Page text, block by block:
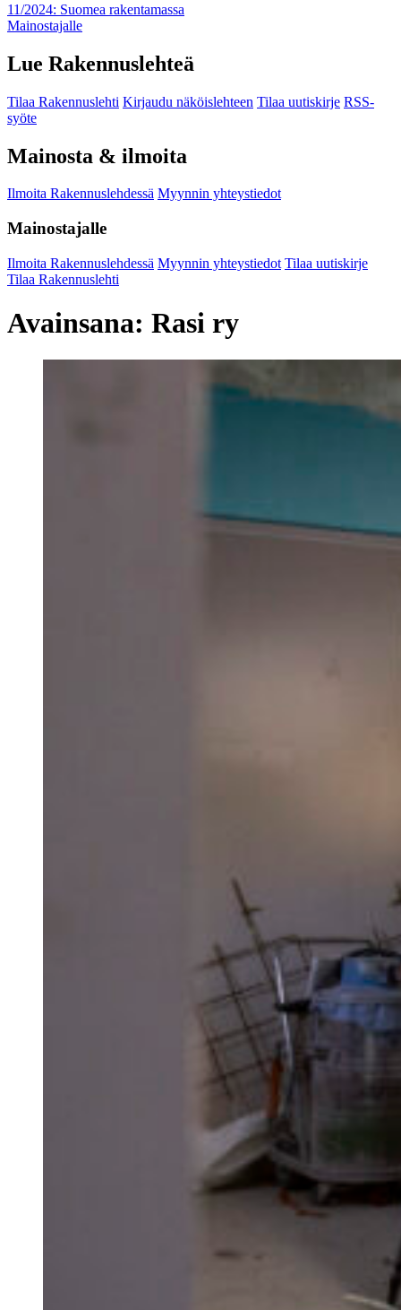
11/2024: Suomea rakentamassa
Mainostajalle
Lue Rakennuslehteä
Tilaa Rakennuslehti Kirjaudu näköislehteen Tilaa uutiskirje RSS-
syöte
Mainosta & ilmoita
Ilmoita Rakennuslehdessä Myynnin yhteystiedot
Mainostajalle
Ilmoita Rakennuslehdessä Myynnin yhteystiedot Tilaa uutiskirje
Tilaa Rakennuslehti
Avainsana: Rasi ry